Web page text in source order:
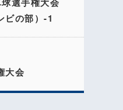
ビの部）-1
大会